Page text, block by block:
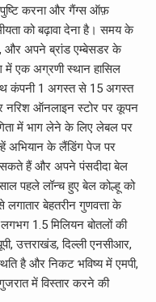
करना और गैंग्स ऑफ़
को बढ़ावा देना है। समय के
अपने ब्रांड एम्बेसडर के
में एक अग्रणी स्थान हासिल
कंपनी 1 अगस्त से 15 अगस्त
नरिश ऑनलाइन स्टोर पर कूपन
में भाग लेने के लिए लेबल पर
अभियान के लैंडिंग पेज पर
सकते हैं और अपने पंसदीदा बेल
पहले लॉन्च हुए बेल कोल्हू को
बेहतरीन गुणवत्ता के
1.5 मिलियन बोतलों की
उत्तराखंड, दिल्ली एनसीआर,
है और निकट भविष्य में एमपी,
में विस्तार करने की